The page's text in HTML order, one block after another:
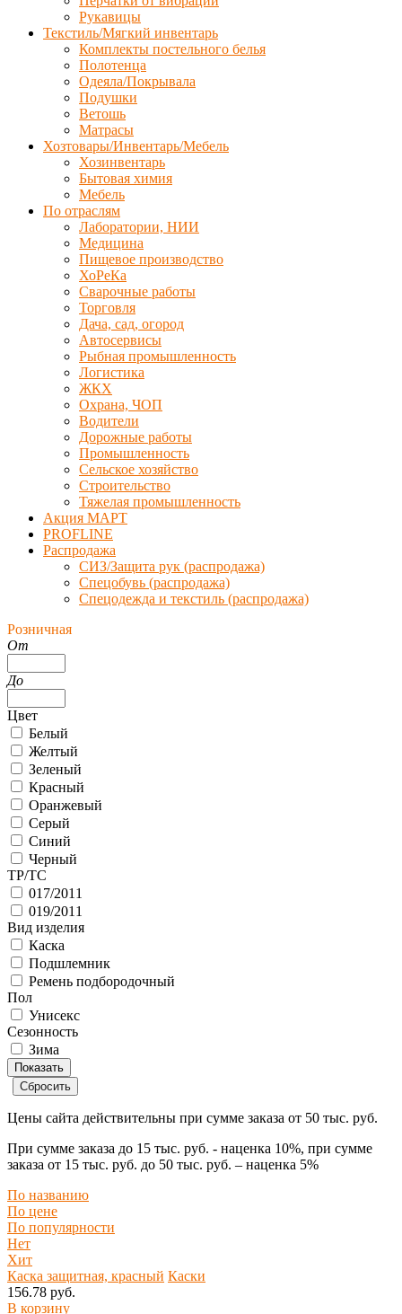
Рукавицы
Текстиль/Мягкий инвентарь
Комплекты постельного белья
Полотенца
Одеяла/Покрывала
Подушки
Ветошь
Матрасы
Хозтовары/Инвентарь/Мебель
Хозинвентарь
Бытовая химия
Мебель
По отраслям
Лаборатории, НИИ
Медицина
Пищевое производство
ХоРеКа
Сварочные работы
Торговля
Дача, сад, огород
Автосервисы
Рыбная промышленность
Логистика
ЖКХ
Охрана, ЧОП
Водители
Дорожные работы
Промышленность
Сельское хозяйство
Строительство
Тяжелая промышленность
Акция МАРТ
PROFLINE
Распродажа
СИЗ/Защита рук (распродажа)
Спецобувь (распродажа)
Спецодежда и текстиль (распродажа)
Розничная
От
До
Цвет
Белый
Желтый
Зеленый
Красный
Оранжевый
Серый
Синий
Черный
ТР/ТС
017/2011
019/2011
Вид изделия
Каска
Подшлемник
Ремень подбородочный
Пол
Унисекс
Сезонность
Зима
Цены сайта действительны при сумме заказа от 50 тыс. руб.
При сумме заказа до 15 тыс. руб. - наценка 10%, при сумме
заказа от 15 тыс. руб. до 50 тыс. руб. – наценка 5%
По названию
По цене
По популярности
Нет
Хит
Каска защитная, красный Каски
156.78 руб.
В корзину